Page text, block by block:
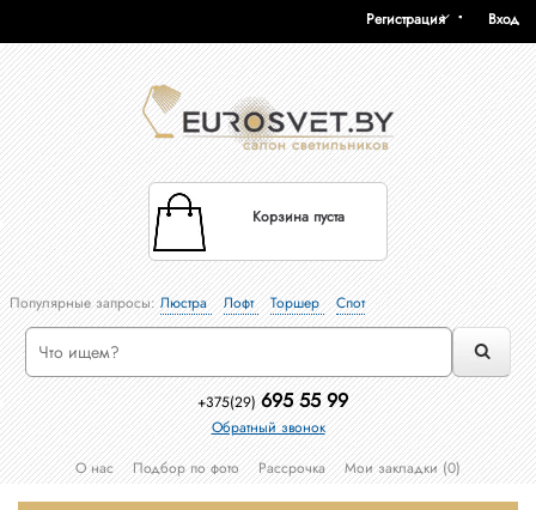
Вход
Регистрация
Корзина пуста
Популярные запросы:Люстра Лофт Торшер Спот
+375(29) 695 55 99
Обратный звонок
О нас
Подбор по фото Рассрочка Мои закладки (0)